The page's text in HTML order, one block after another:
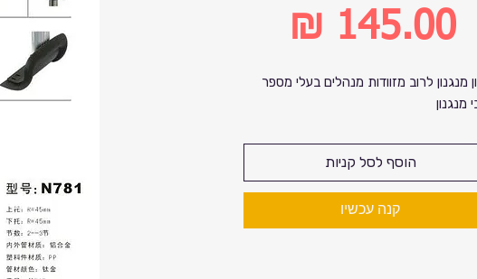
‏145.00 ‏₪
מחיר
מנגנון
הוסף לסל קניות
קנה עכשיו